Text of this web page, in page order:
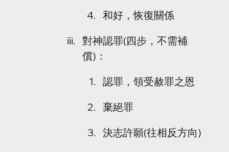
和好，恢復關係
對神認罪(四步，不需補
償)：
認罪，領受赦罪之恩
棄絕罪
決志許願(往相反方向)